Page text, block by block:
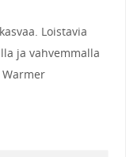
Loistavia
ja vahvemmalla